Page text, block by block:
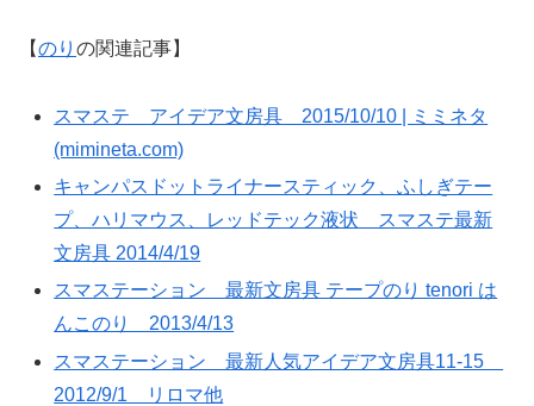
【のり の関連記事】
スマステ アイデア文房具 2015/10/10 | ミミネタ
(mimineta.com)
キャンパスドットライナースティック、ふしぎテー
プ、ハリマウス、レッドテック液状 スマステ最新
文房具 2014/4/19
スマステーション 最新文房具 テープのり tenori は
んこのり 2013/4/13
スマステーション 最新人気アイデア文房具11-15
2012/9/1 リロマ他